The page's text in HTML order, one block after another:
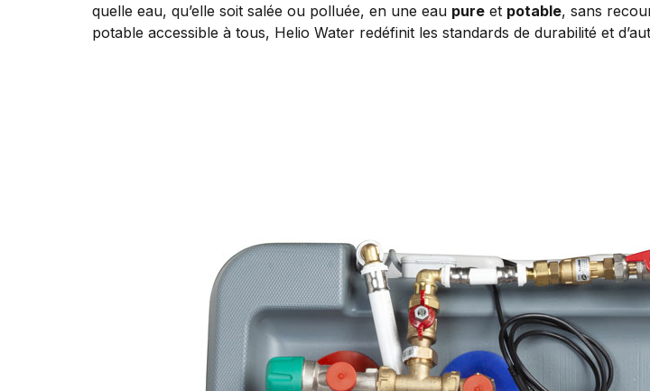
quelle eau, qu’elle soit salée ou polluée, en une eau pure et potable, sans
potable accessible à tous, Helio Water redéfinit les standards de durabilité et